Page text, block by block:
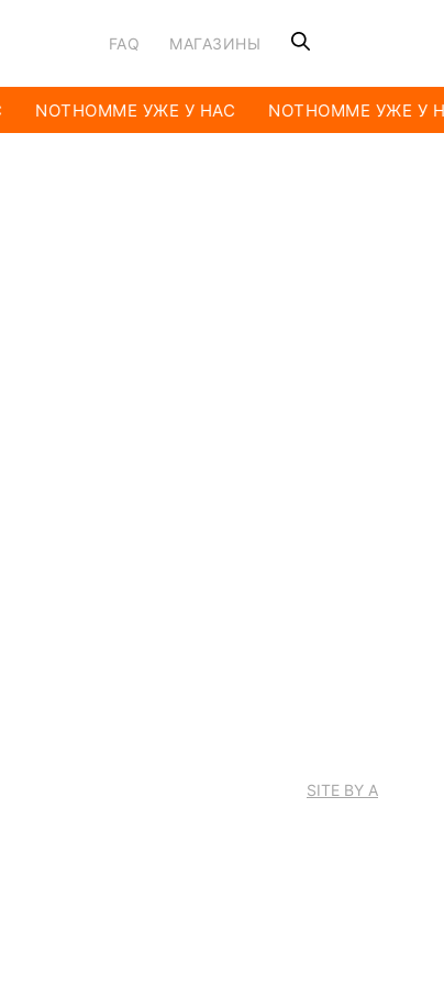
FAQ МАГАЗИНЫ
NOTHOMME УЖЕ У НАС NOTHOMME УЖЕ У
SITE BY A